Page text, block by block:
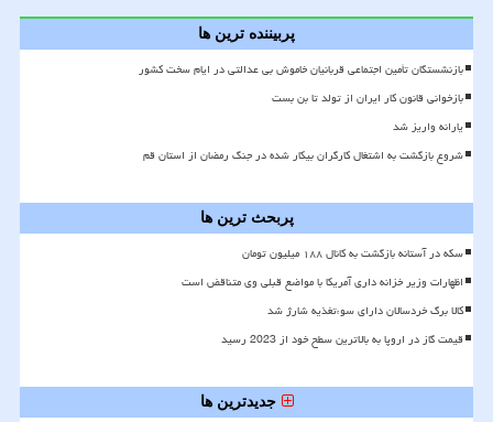
پربیننده ترین ها
بازنشستگان تأمین اجتماعی قربانیان خاموش بی عدالتی در ایام سخت کشور
بازخوانی قانون کار ایران از تولد تا بن بست
یارانه واریز شد
شروع بازگشت به اشتغال کارگران بیکار شده در جنگ رمضان از استان قم
پربحث ترین ها
سکه در آستانه بازگشت به کانال ۱۸۸ میلیون تومان
اظهارات وزیر خزانه داری آمریکا با مواضع قبلی وی متناقض است
کالا برگ خردسالان دارای سوءتغذیه شارژ شد
قیمت گاز در اروپا به بالاترین سطح خود از 2023 رسید
جدیدترین ها